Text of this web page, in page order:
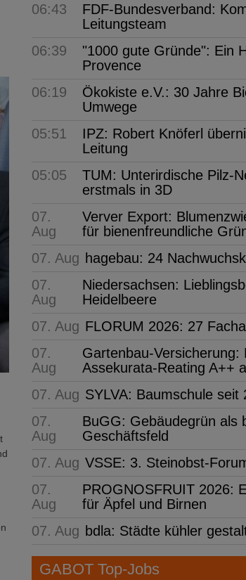
06:43
FDF-Bundesverband:
Leitungsteam
06:39
"1000 gute Gründe": Ein
Provence
06:19
Ökokiste e.V.: 30 Jahre
Umwege
05:51
IPZ: Robert Knöferl
Leitung
05:05
TUM: Unterirdische Pilz-
erstmals in 3D
07.
Aug
Verver Export:
für bienenfreundliche
07. Aug hagebau: 24
07.
Aug
Niedersachsen:
Heidelbeere
07. Aug FLORUM 2026: 27
07.
Aug
Gartenbau-Versicherung:
Assekurata-Reating A++
07. Aug SYLVA: Baumschule seit
07.
Aug
BuGG: Gebäudegrün als
Geschäftsfeld
07. Aug VSSE: 3. Steinobst-
07.
Aug
PROGNOSFRUIT 2026:
für Äpfel und Birnen
07. Aug bdla: Städte kühler
GABOT Top-Jobs